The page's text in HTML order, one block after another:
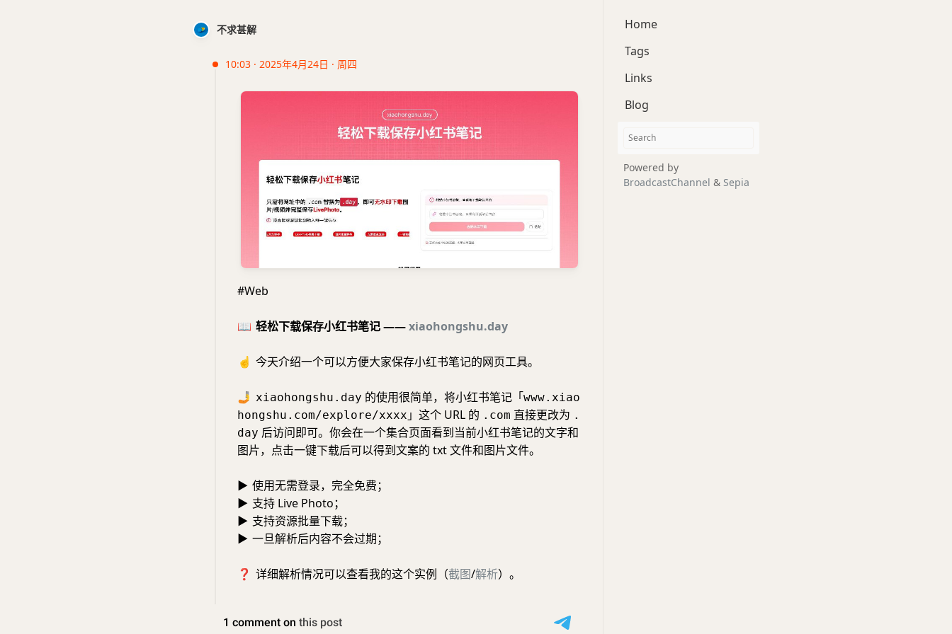
不求甚解
10:03 · 2025年4月24日 · 周四
#Web
📖 轻松下载保存小红书笔记 ——xiaohongshu.day
☝️ 今天介绍一个可以方便大家保存小红书笔记的网页工具。
🤳 xiaohongshu.day 的使用很简单，将小红书笔记「www.xiao
hongshu.com/explore/xxxx 」这个 URL 的 .com 直接更改为 .
day 后访问即可。你会在一个集合页面看到当前小红书笔记的文字和
图片，点击一键下载后可以得到文案的 txt 文件和图片文件。
▶ 使用无需登录，完全免费；
▶ 支持 Live Photo；
▶ 支持资源批量下载；
▶ 一旦解析后内容不会过期；
❓ 详细解析情况可以查看我的这个实例（截图/解析）。
Home
Tags
Links
Blog
Powered by
BroadcastChannel & Sepia